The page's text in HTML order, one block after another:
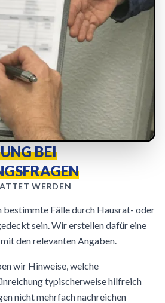
BEI
WERDEN
bestimmte Fälle durch Hausrat- oder
sein. Wir erstellen dafür eine
den relevanten Angaben.
wir Hinweise, welche
typischerweise hilfreich
nicht mehrfach nachreichen